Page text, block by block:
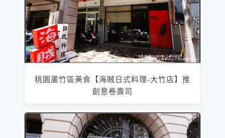
桃園蘆竹區美食【海賊日式料理-大竹店】推
創意卷壽司